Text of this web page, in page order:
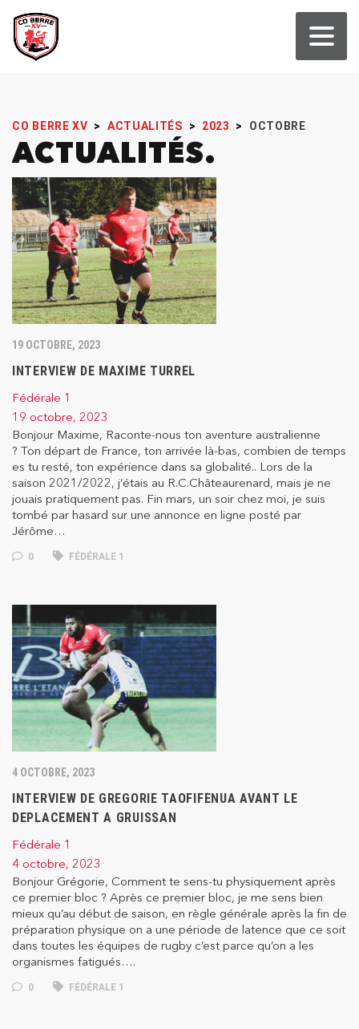
CO BERRE XV > ACTUALITÉS > 2023 > OCTOBRE
ACTUALITÉS
19 OCTOBRE, 2023
INTERVIEW DE MAXIME TURREL
Fédérale 1
19 octobre, 2023
Bonjour Maxime, Raconte-nous ton aventure australienne
? Ton départ de France, ton arrivée là-bas, combien de temps
es tu resté, ton expérience dans sa globalité.. Lors de la
saison 2021/2022, j’étais au R.C.Châteaurenard, mais je ne
jouais pratiquement pas. Fin mars, un soir chez moi, je suis
tombé par hasard sur une annonce en ligne posté par
Jérôme…
0 FÉDÉRALE 1
4 OCTOBRE, 2023
INTERVIEW DE GREGORIE TAOFIFENUA AVANT LE
DEPLACEMENT A GRUISSAN
Fédérale 1
4 octobre, 2023
Bonjour Grégorie, Comment te sens-tu physiquement après
ce premier bloc ? Après ce premier bloc, je me sens bien
mieux qu’au début de saison, en règle générale après la fin de
préparation physique on a une période de latence que ce soit
dans toutes les équipes de rugby c’est parce qu’on a les
organismes fatigués….
0 FÉDÉRALE 1